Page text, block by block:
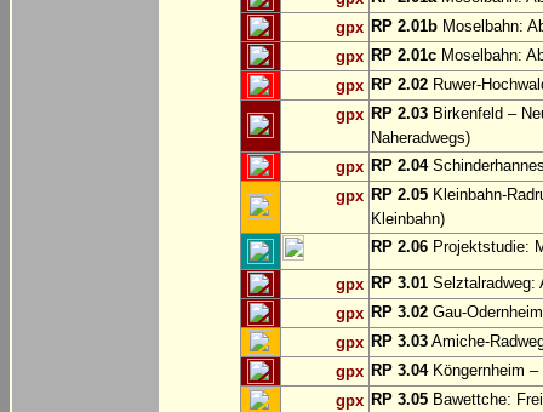
gpx RP 2.01b Moselbahn:
gpx RP 2.01c Moselbahn:
gpx RP 2.02 Ruwer-
gpx RP 2.03 Birkenfeld –
Naheradwegs)
gpx RP 2.04
gpx RP 2.05 Kleinbahn-
Kleinbahn)
RP 2.06 Projektstudie:
gpx RP 3.01 Selztalradweg:
gpx RP 3.02 Gau-Odernheim
gpx RP 3.03 Amiche-
gpx RP 3.04Köngernheim –
gpx RP 3.05 Bawettche: